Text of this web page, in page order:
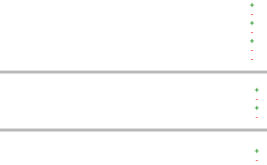
+
-
+
-
+
-
-
+
-
+
-
+
-